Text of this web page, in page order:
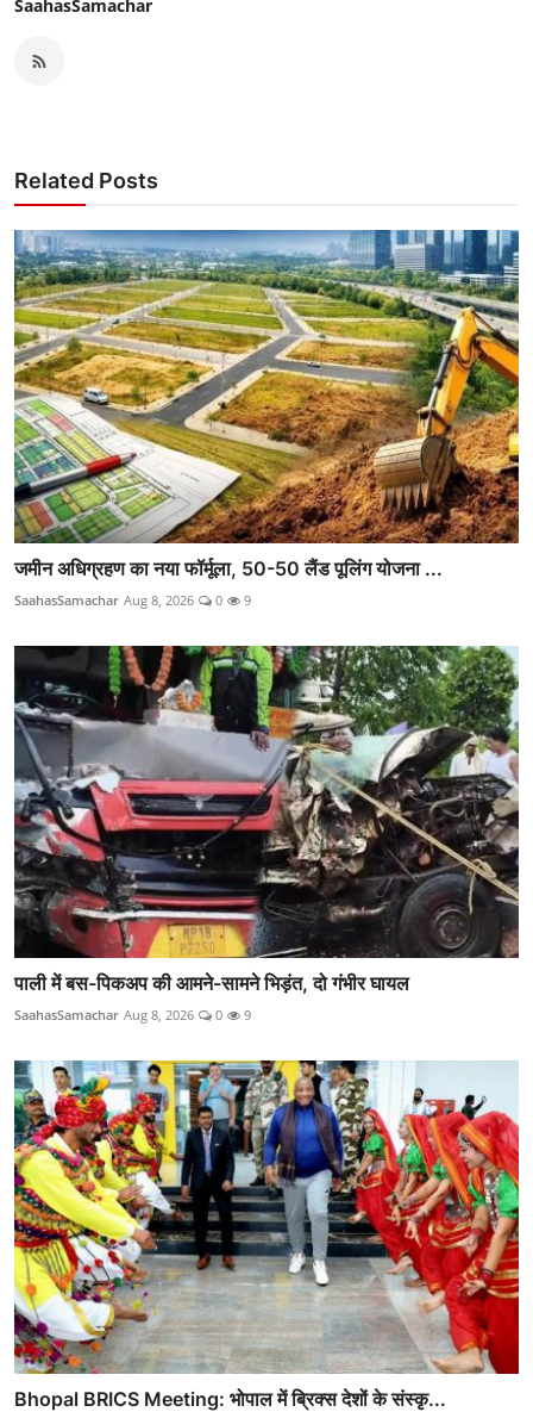
SaahasSamachar
Related Posts
जमीन अधिग्रहण का नया फॉर्मूला, 50-50 लैंड पूलिंग योजना ...
SaahasSamachar Aug 8, 2026 0 9
पाली में बस-पिकअप की आमने-सामने भिड़ंत, दो गंभीर घायल
SaahasSamachar Aug 8, 2026 0 9
Bhopal BRICS Meeting: भोपाल में ब्रिक्स देशों के संस्कृ...